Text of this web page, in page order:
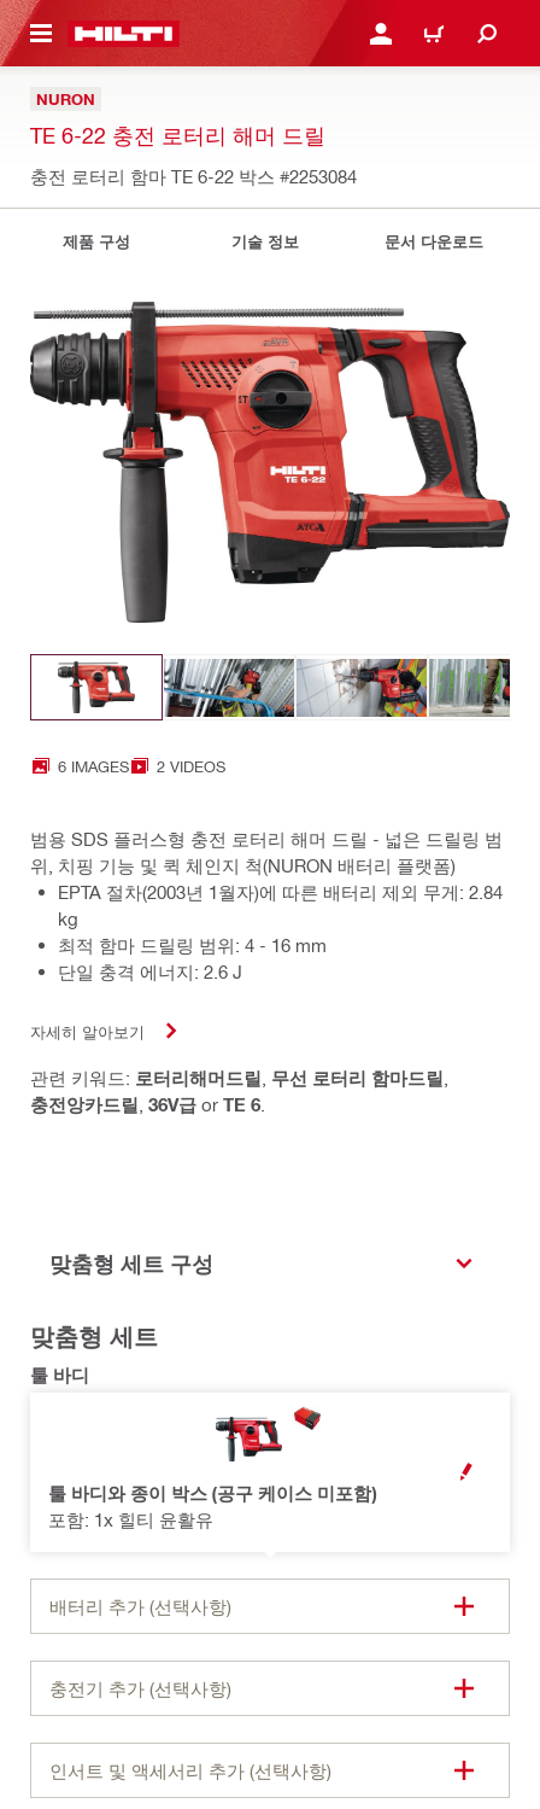
으로 건너뛰기 로그인 또는 회원가입
장바구니
NURON
TE 6-22 충전 로터리 해머 드릴
충전 로터리 함마 TE 6-22 박스 #2253084
제품 구성 기술 정보 문서 다운로드
6 IMAGES 2 VIDEOS
범용 SDS 플러스형 충전 로터리 해머 드릴 - 넓은 드릴링 범
위, 치핑 기능 및 퀵 체인지 척(NURON 배터리 플랫폼)
EPTA 절차(2003년 1월자)에 따른 배터리 제외 무게: 2.84
kg
최적 함마 드릴링 범위: 4 - 16 mm
단일 충격 에너지: 2.6 J
자세히 알아보기
관련 키워드: 로터리해머드릴 무선 로터리 함마드릴
충전앙카드릴 36V급 or TE 6
맞춤형 세트 구성
맞춤형 세트
툴 바디
툴 바디와 종이 박스 (공구 케이스 미포함)
포함: 1x 힐티 윤활유
OPEN MODAL
배터리 추가 (선택사항)
충전기 추가 (선택사항)
인서트 및 액세서리 추가 (선택사항)